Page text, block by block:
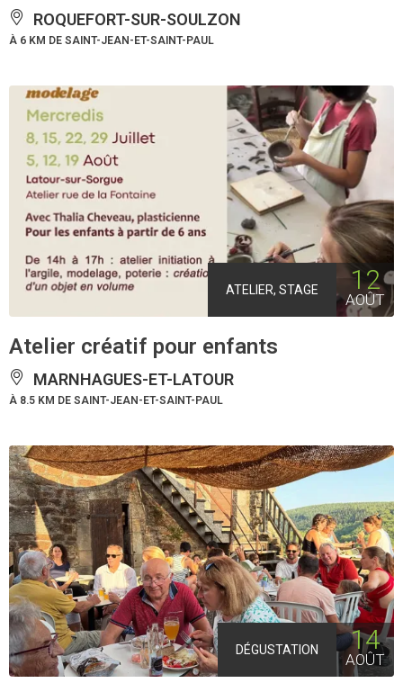
ROQUEFORT-SUR-SOULZON
À 6 KM DE SAINT-JEAN-ET-SAINT-PAUL
ATELIER, STAGE 12
AOÛT
Atelier créatif pour enfants
MARNHAGUES-ET-LATOUR
À 8.5 KM DE SAINT-JEAN-ET-SAINT-PAUL
DÉGUSTATION 14
AOÛT